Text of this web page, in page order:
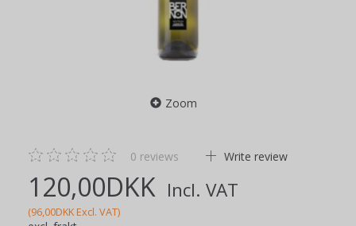
Zoom
0 reviews Write review
120,00DKK Incl. VAT
(96,00DKK Excl. VAT)